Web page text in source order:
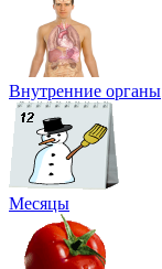
Внутренние органы
Месяцы